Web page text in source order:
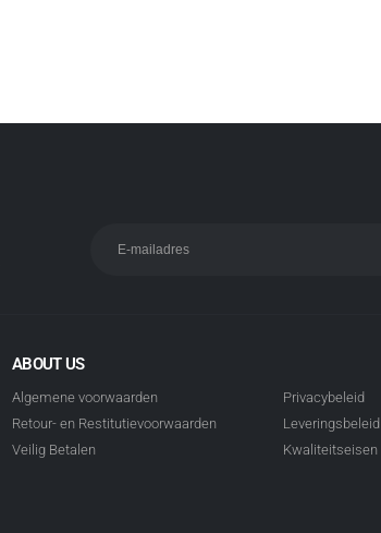
ABOUT US
Algemene voorwaarden
Retour- en Restitutievoorwaarden
Veilig Betalen
Privacybeleid
Leveringsbeleid
Kwaliteitseisen